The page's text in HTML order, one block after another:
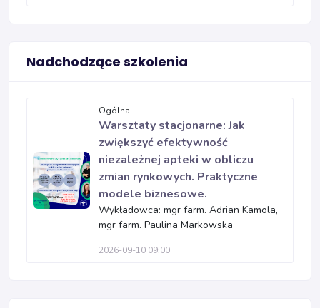
Nadchodzące szkolenia
Ogólna
Warsztaty stacjonarne: Jak
zwiększyć efektywność
niezależnej apteki w obliczu
zmian rynkowych. Praktyczne
modele biznesowe.
Wykładowca: mgr farm. Adrian Kamola,
mgr farm. Paulina Markowska
2026-09-10 09:00